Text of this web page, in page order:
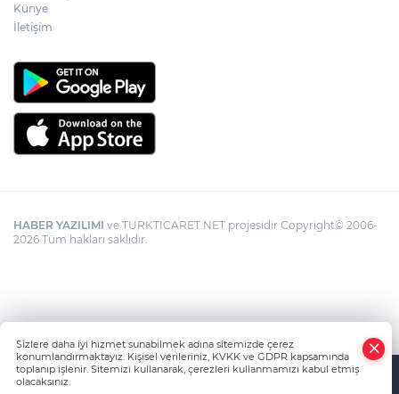
Künye
İletişim
HABER YAZILIMI ve TURKTICARET.NET projesidir Copyright© 2006-
2026 Tüm hakları saklıdır.
Sizlere daha iyi hizmet sunabilmek adına sitemizde çerez
konumlandırmaktayız. Kişisel verileriniz, KVKK ve GDPR kapsamında
toplanıp işlenir. Sitemizi kullanarak, çerezleri kullanmamızı kabul etmiş
olacaksınız.